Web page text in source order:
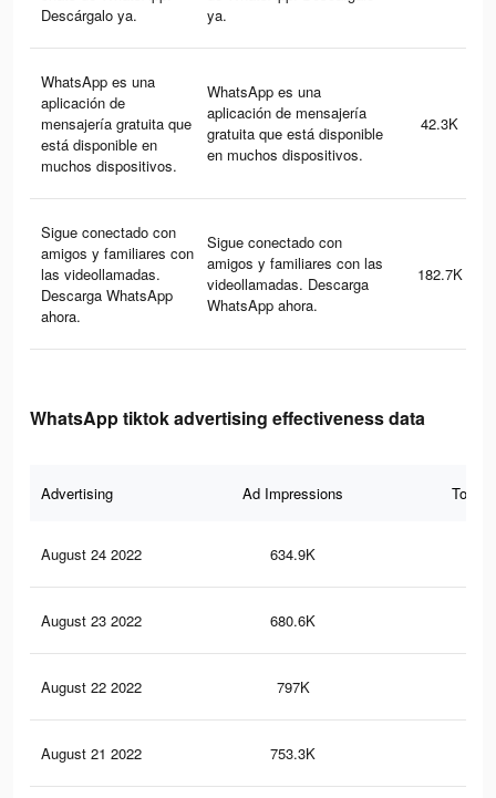
Descárgalo ya.
ya.
WhatsApp es una
aplicación de
mensajería gratuita que
está disponible en
muchos dispositivos.
WhatsApp es una
aplicación de mensajería
gratuita que está disponible
en muchos dispositivos.
42.3K
Sigue conectado con
amigos y familiares con
las videollamadas.
Descarga WhatsApp
ahora.
Sigue conectado con
amigos y familiares con las
videollamadas. Descarga
WhatsApp ahora.
182.7K
WhatsApp tiktok advertising effectiveness data
Advertising Ad Impressions Total
August 24 2022 634.9K
August 23 2022 680.6K
August 22 2022 797K
August 21 2022 753.3K